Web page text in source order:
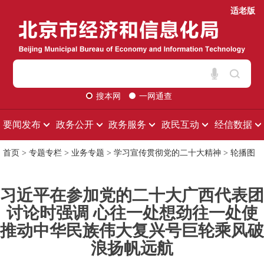
适老版
搜本网 一网通查
要闻发布 政务公开 政务服务 政民互动 经信数据
首页 > 专题专栏 > 业务专题 > 学习宣传贯彻党的二十大精神 > 轮播图
习近平在参加党的二十大广西代表团
讨论时强调 心往一处想劲往一处使
推动中华民族伟大复兴号巨轮乘风破
浪扬帆远航